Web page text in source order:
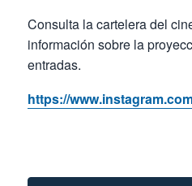
Consulta la cartelera del
información sobre la
entradas.
https://